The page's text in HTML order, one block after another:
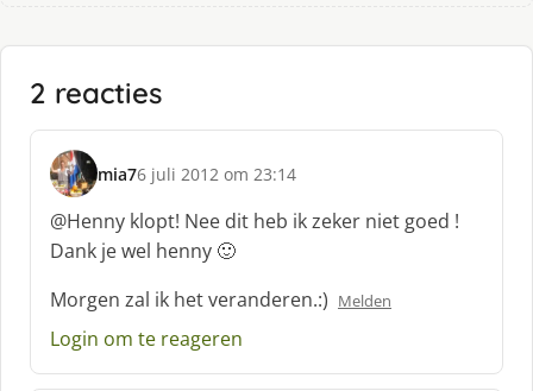
2 reacties
mia7
s
c
h
r
e
f
6 juli 2012 om 23:14
@Henny klopt! Nee dit heb ik zeker niet goed !
Dank je wel henny 🙂
Morgen zal ik het veranderen.:) Melden
Login om te reageren